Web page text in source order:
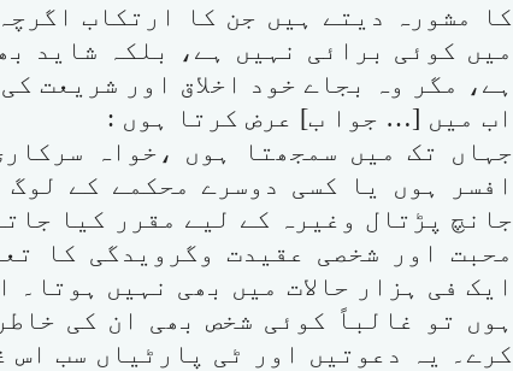
کا مشورہ دیتے ہیں جن کا ارتکاب
میں کوئی برائی نہیں ہے، بلکہ شاید
ہے، مگر وہ بجاے خود اخلاق اور شریعت
اب میں [… جوا ب] عرض کرتا ہوں :
جہاں تک میں سمجھتا ہوں ،خواہ
افسر ہوں یا کسی دوسرے محکمے کے
جانچ پڑتال وغیرہ کے لیے مقرر کیا
محبت اور شخصی عقیدت وگرویدگی کا
ایک فی ہزار حالات میں بھی نہیں ہوتا۔
ہوں تو غالباً کوئی شخص بھی ان کی
کرے۔ یہ دعوتیں اور ٹی پارٹیاں سب اس